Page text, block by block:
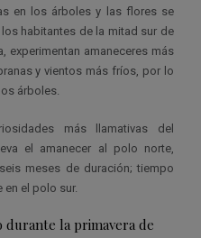
en los árboles y las flores se
habitantes de la mitad sur de
experimentan amaneceres más
y vientos más fríos, por lo
árboles.
más llamativas del
el amanecer al polo norte,
meses de duración; tiempo
en el polo sur.
durante la primavera de